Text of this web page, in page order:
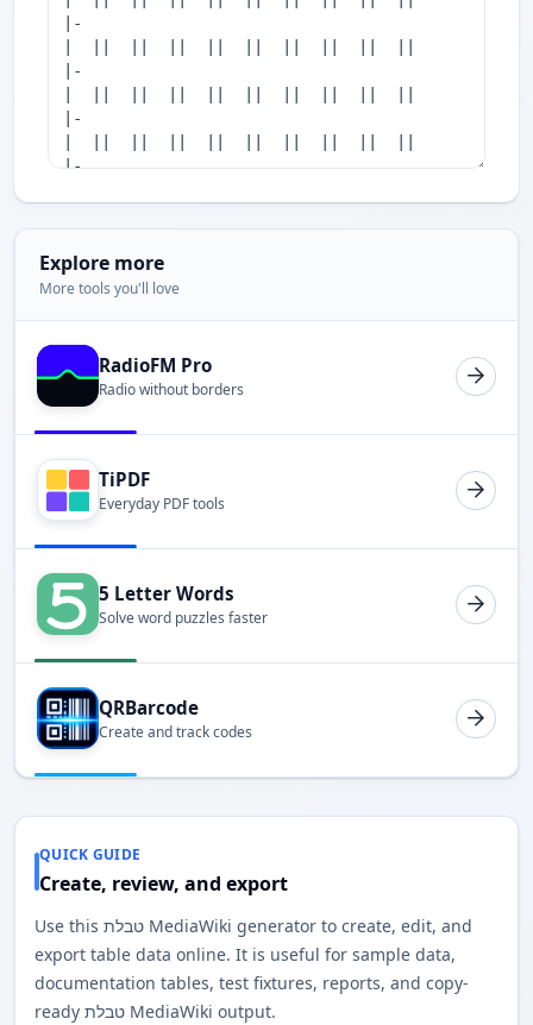
Explore more
More tools you'll love
RadioFM Pro
Radio without borders
TiPDF
Everyday PDF tools
5 Letter Words
Solve word puzzles faster
QRBarcode
Create and track codes
QUICK GUIDE
Create, review, and export
Use this טבלת MediaWiki generator to create, edit, and
export table data online. It is useful for sample data,
documentation tables, test fixtures, reports, and copy-
ready טבלת MediaWiki output.